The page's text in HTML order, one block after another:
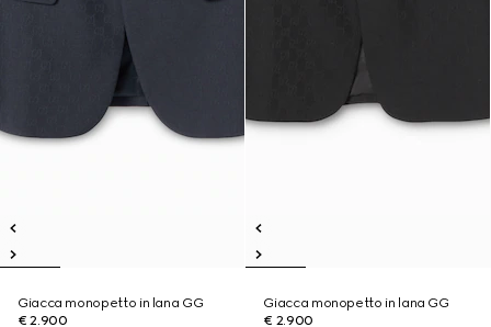
Giacca monopetto in lana GG
€ 2.900
Giacca monopetto in lana GG
€ 2.900